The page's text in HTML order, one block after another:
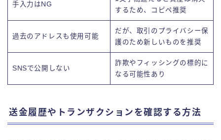
手入力はNG
するため、コピペ推奨
過去のアドレスも使用可能
だが、取引のプライバシー保
護のため新しいものを推奨
SNSで公開しない
詐欺やフィッシングの標的に
なる可能性あり
送金履歴やトランザクションを確認する方法